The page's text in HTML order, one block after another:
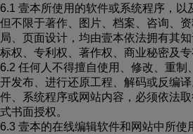
6.1 壹本所使用的软件或系统程序，以
但不限于著作、图片、档案、咨询、
局、页面设计，均由壹本依法拥有其
标权、专利权、著作权、商业秘密及专
6.2 任何人不得擅自使用、修改、重制
开发布、进行还原工程、解码或反编
件、系统程序或网站内容，必须依法
式书面授权。
6.3 壹本的在线编辑软件和网站中所使